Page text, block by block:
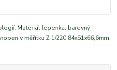
Materiál lepenka, barevný
v měřítku Z 1/220 84x51x66,6mm